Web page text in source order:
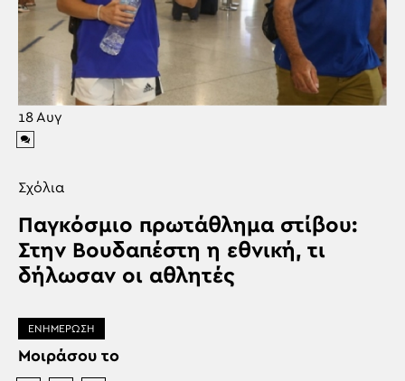
18 Αυγ
Σχόλια
Παγκόσμιο πρωτάθλημα στίβου:
Στην Βουδαπέστη η εθνική, τι
δήλωσαν οι αθλητές
ΕΝΗΜΕΡΩΣΗ
Μοιράσου το